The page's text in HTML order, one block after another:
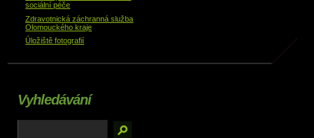
sociální péče
Zdravotnická záchranná služba
Olomouckého kraje
Úložiště fotografií
Vyhledávání